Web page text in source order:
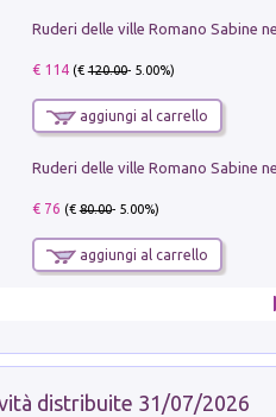
€ 114(€120.00- 5.00%)
aggiungi al carrello
€ 76 (€80.00- 5.00%)
aggiungi al carrello
distribuite 31/07/2026